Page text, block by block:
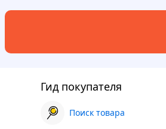
Гид покупателя
Поиск товара